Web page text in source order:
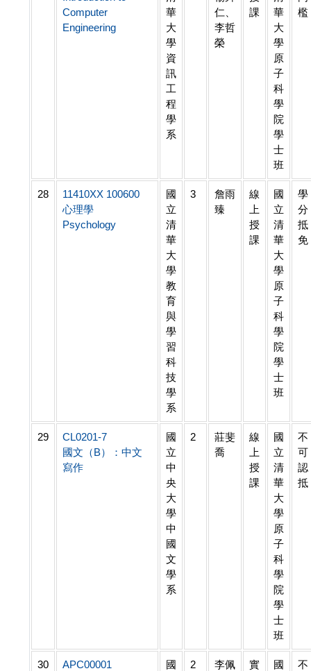
Computer
Engineering
華
大
學
資
訊
工
程
學
系
仁、
李哲
榮
課
華
大
學
原
子
科
學
院
學
士
班
檻
28
11410XX 100600
心理學
Psychology
國
立
清
華
大
學
教
育
與
學
習
科
技
學
系
3
詹雨
臻
線
上
授
課
國
立
清
華
大
學
原
子
科
學
院
學
士
班
學
分
抵
免
29
CL0201-7
國文（B）：中文
寫作
國
立
中
央
大
學
中
國
文
學
系
2
莊斐
喬
線
上
授
課
國
立
清
華
大
學
原
子
科
學
院
學
士
班
不
可
認
抵
30
APC00001
國
2
李佩
實
國
不